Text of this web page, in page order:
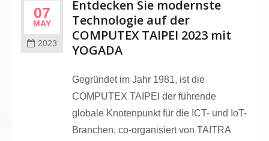
07
MAY
2023
Entdecken Sie modernste
Technologie auf der
COMPUTEX TAIPEI 2023 mit
YOGADA
Gegründet im Jahr 1981, ist die
COMPUTEX TAIPEI der führende
globale Knotenpunkt für die ICT- und IoT-
Branchen, co-organisiert von TAITRA